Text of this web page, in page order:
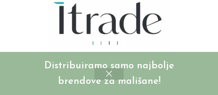
Distribuiramo samo najbolje
brendove za mališane!